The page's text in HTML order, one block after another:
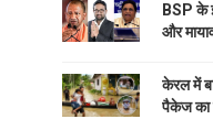
BSP के
और
केरल में
पैकेज का